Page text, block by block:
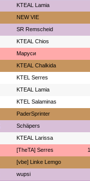
KTEAL Lamia
NEW VIE
SR Remscheid
KTEAL Chios
Маруси
KTEAL Chalkida
KTEL Serres
KTEAL Lamia
KTEL Salaminas
PaderSprinter
Schäpers
KTEAL Larissa
[TheTA] Serres
[vbe] Linke Lemgo
wupsi